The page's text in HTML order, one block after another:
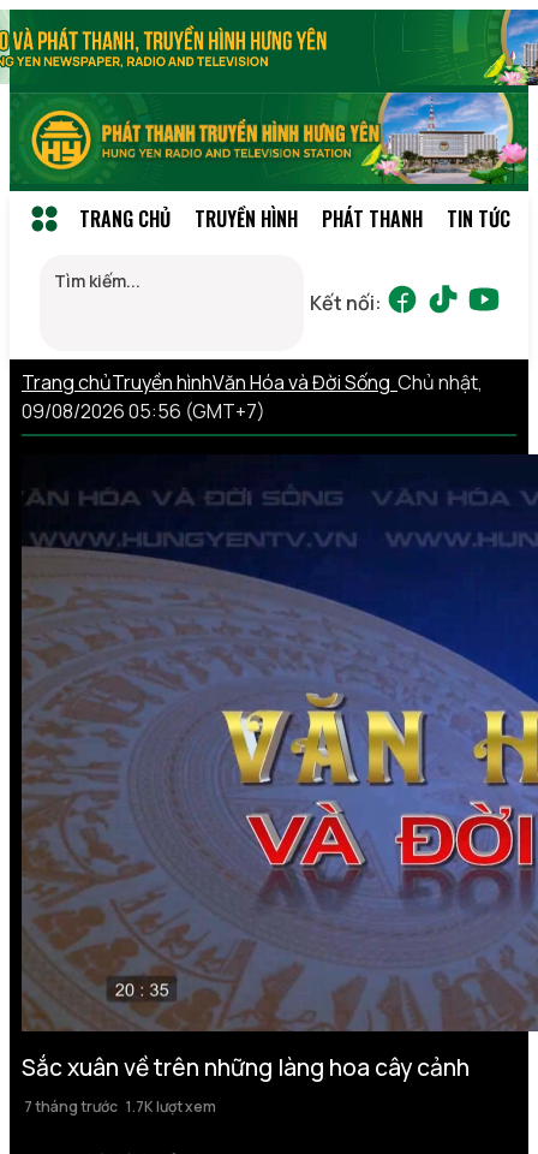
TRANG CHỦ TRUYỀN HÌNH PHÁT THANH TIN TỨC
Kết nối:
Trang chủTruyền hìnhVăn Hóa và Đời Sống Chủ nhật,
09/08/2026 05:56 (GMT+7)
Sắc xuân về trên những làng hoa cây cảnh
7 tháng trước 1.7K lượt xem